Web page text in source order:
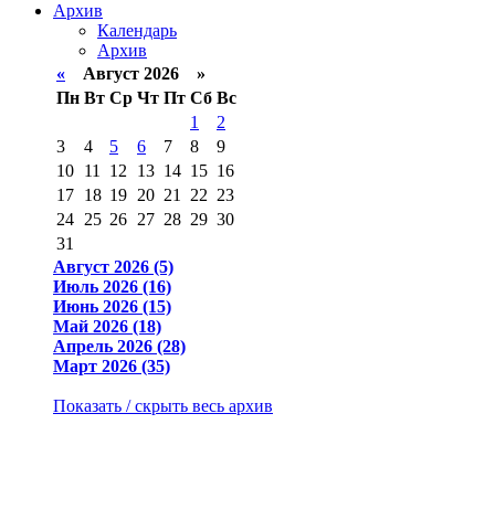
Архив
Календарь
Архив
« Август 2026 »
Пн Вт Ср Чт Пт Сб Вс
1
2
3
4 5 6 7 8
9
10 11 12 13 14 15 16
17 18 19 20 21 22 23
24 25 26 27 28 29 30
31
Август 2026 (5)
Июль 2026 (16)
Июнь 2026 (15)
Май 2026 (18)
Апрель 2026 (28)
Март 2026 (35)
Показать / скрыть весь архив